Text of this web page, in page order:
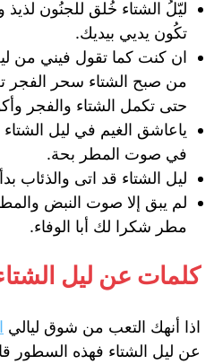
ليّلُ الشتاء خُلق للجنُون
تكُون يديي بيديك.
ان كنت كما تقول فيني من
من صبح الشتاء سحر الفجر
حتى تكمل الشتاء والفجر
ياعاشق الغيم في ليل
في صوت المطر بحة.
ليل الشتاء قد اتى والذئاب
لم يبق إلا صوت النبض
مطر شكرا لك أبا الوفاء.
كلمات عن ليل
اذا أنهك التعب من شوق ليالي
عن ليل الشتاء فهذه السطور